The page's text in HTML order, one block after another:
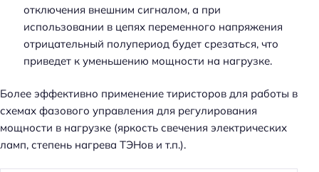
отключения внешним сигналом, а при
использовании в цепях переменного напряжения
отрицательный полупериод будет срезаться, что
приведет к уменьшению мощности на нагрузке.
Более эффективно применение тиристоров для работы в
схемах фазового управления для регулирования
мощности в нагрузке (яркость свечения электрических
ламп, степень нагрева ТЭНов и т.п.).